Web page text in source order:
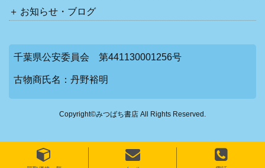
お知らせ・ブログ
千葉県公安委員会 第441130001256号
古物商氏名：丹野裕明
Copyright©みつばち書店 All Rights Reserved.